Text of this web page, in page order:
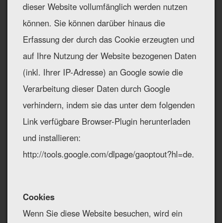
dieser Website vollumfänglich werden nutzen
können. Sie können darüber hinaus die
Erfassung der durch das Cookie erzeugten und
auf Ihre Nutzung der Website bezogenen Daten
(inkl. Ihrer IP-Adresse) an Google sowie die
Verarbeitung dieser Daten durch Google
verhindern, indem sie das unter dem folgenden
Link verfügbare Browser-Plugin herunterladen
und installieren:
http://tools.google.com/dlpage/gaoptout?hl=de.
Cookies
Wenn Sie diese Website besuchen, wird ein